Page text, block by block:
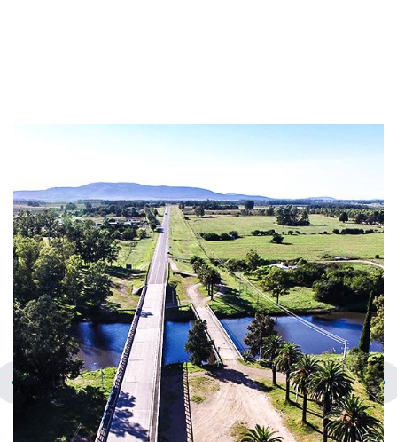
chevron_left navigate_next